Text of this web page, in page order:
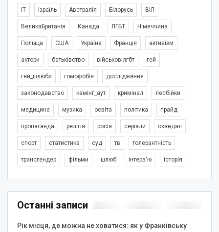
IT Ізраїль Австралія Білорусь ВІЛ
ВеликаБританія Канада ЛГБТ Німеччина
Польща США Україна Франція активізм
актори батьківство військовілгбт гей
гей_шлюби гомофобія дослідження
законодавство камінґ_аут кримінал лесбійки
медицина музика освіта політика прайд
пропаганда релігія росія серіали скандал
спорт статистика суд тв толерантність
трансгендер фільми шлюб інтерв'ю історія
Останні записи
Рік місця, де можна не ховатися: як у Франківську